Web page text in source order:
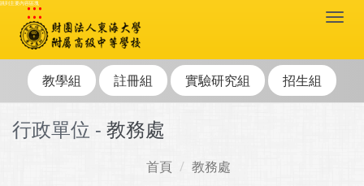
跳到主要內容區塊
:::
教學組 註冊組 實驗研究組 招生組
行政單位 - 教務處
首頁 教務處